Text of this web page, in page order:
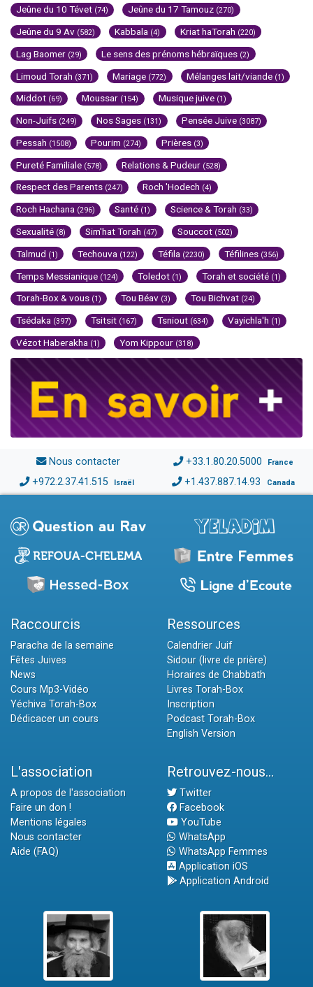
Jeûne du 10 Tévet (74) Jeûne du 17 Tamouz (270)
Jeûne du 9 Av (582) Kabbala (4) Kriat haTorah (220)
Lag Baomer (29) Le sens des prénoms hébraïques (2)
Limoud Torah (371) Mariage (772) Mélanges lait/viande (1)
Middot (69) Moussar (154) Musique juive (1)
Non-Juifs (249) Nos Sages (131) Pensée Juive (3087)
Pessah (1508) Pourim (274) Prières (3)
Pureté Familiale (578) Relations & Pudeur (528)
Respect des Parents (247) Roch 'Hodech (4)
Roch Hachana (296) Santé (1) Science & Torah (33)
Sexualité (8) Sim'hat Torah (47) Souccot (502)
Talmud (1) Techouva (122) Téfila (2230) Téfilines (356)
Temps Messianique (124) Toledot (1) Torah et société (1)
Torah-Box & vous (1) Tou Béav (3) Tou Bichvat (24)
Tsédaka (397) Tsitsit (167) Tsniout (634) Vayichla'h (1)
Vézot Haberakha (1) Yom Kippour (318)
Nous contacter +33.1.80.20.5000 France
+972.2.37.41.515 Israël +1.437.887.14.93 Canada
Raccourcis
Paracha de la semaine
Fêtes Juives
News
Cours Mp3-Vidéo
Yéchiva Torah-Box
Dédicacer un cours
Ressources
Calendrier Juif
Sidour (livre de prière)
Horaires de Chabbath
Livres Torah-Box
Inscription
Podcast Torah-Box
English Version
L'association
A propos de l'association
Faire un don !
Mentions légales
Nous contacter
Aide (FAQ)
Retrouvez-nous...
Twitter
Facebook
YouTube
WhatsApp
WhatsApp Femmes
Application iOS
Application Android